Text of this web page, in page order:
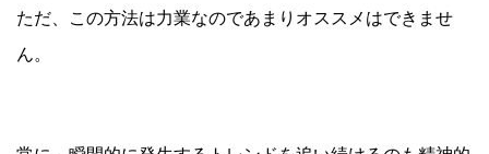
ただ、この方法は力業なのであまりオススメはできませ
ん。